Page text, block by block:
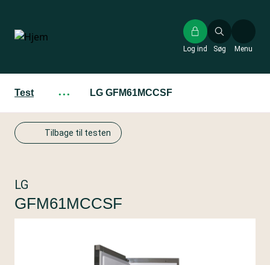
hovedindhold
Søg
Log ind Menu
Test ··· LG GFM61MCCSF
Tilbage til testen
LG
GFM61MCCSF